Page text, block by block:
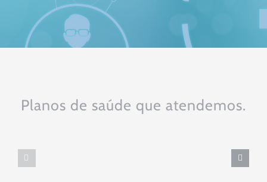
Planos de saúde que atendemos.